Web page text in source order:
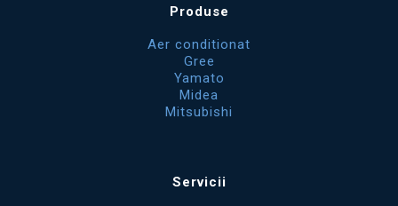
Produse
Aer conditionat
Gree
Yamato
Midea
Mitsubishi
Servicii